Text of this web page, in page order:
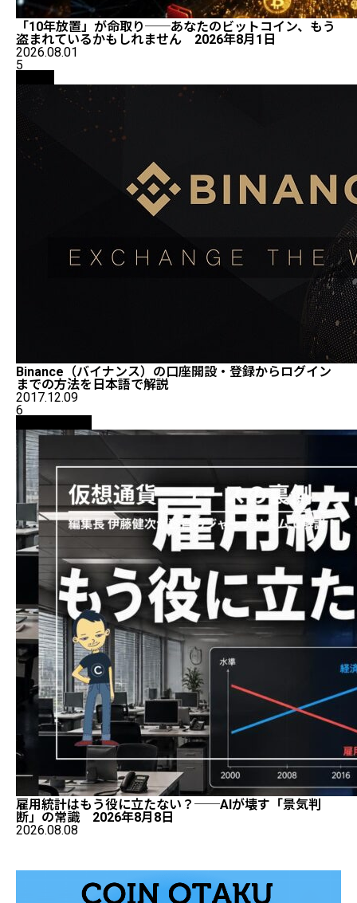
「10年放置」が命取り──あなたのビットコイン、もう
盗まれているかもしれません 2026年8月1日
2026.08.01
5
Binance（バイナンス）の口座開設・登録からログイン
までの方法を日本語で解説
2017.12.09
6
雇用統計はもう役に立たない？──AIが壊す「景気判
断」の常識 2026年8月8日
2026.08.08